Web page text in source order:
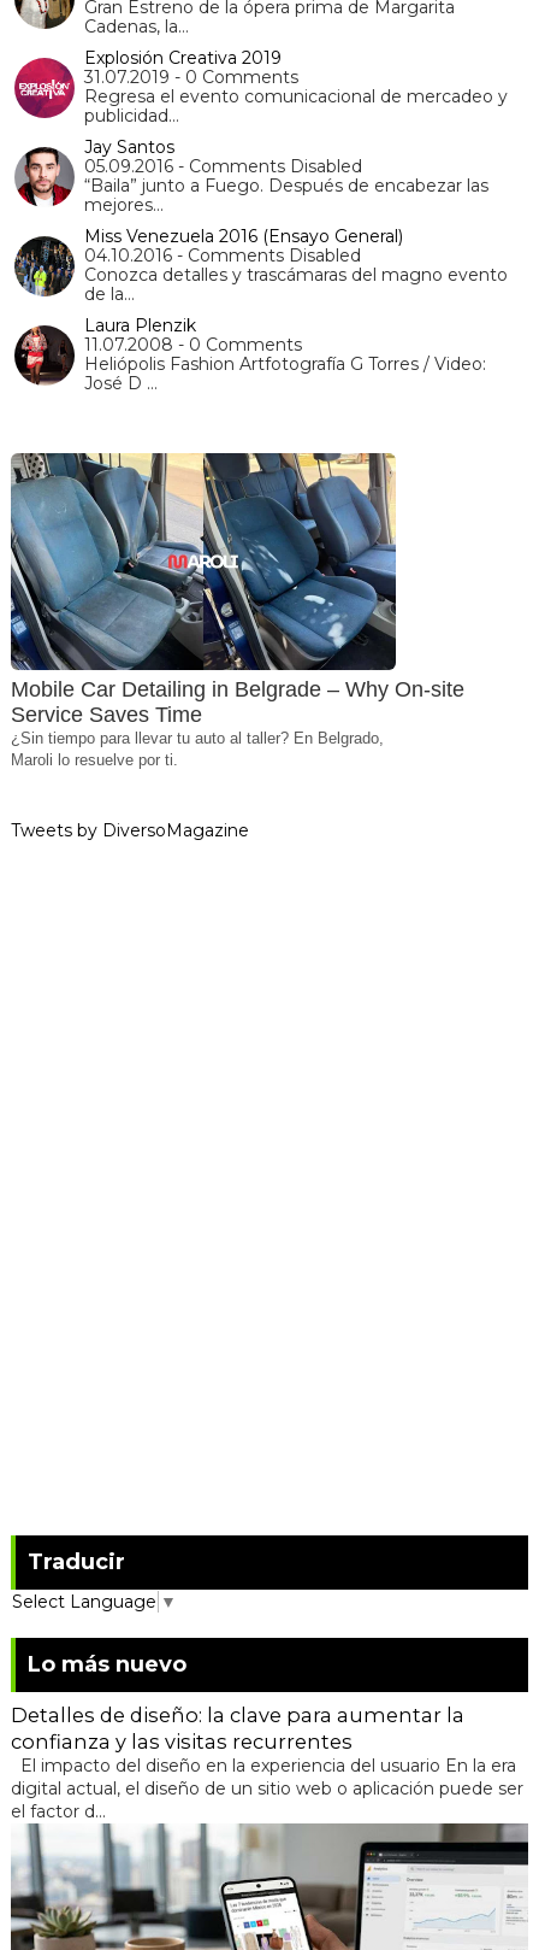
Gran Estreno de la ópera prima de Margarita
Cadenas, la…
Explosión Creativa 2019
31.07.2019 - 0 Comments
Regresa el evento comunicacional de mercadeo y
publicidad…
Jay Santos
05.09.2016 - Comments Disabled
“Baila” junto a Fuego. Después de encabezar las
mejores…
Miss Venezuela 2016 (Ensayo General)
04.10.2016 - Comments Disabled
Conozca detalles y trascámaras del magno evento
de la…
Laura Plenzik
11.07.2008 - 0 Comments
Heliópolis Fashion Artfotografía G Torres / Video:
José D …
Mobile Car Detailing in Belgrade – Why On-site
Service Saves Time
¿Sin tiempo para llevar tu auto al taller? En Belgrado,
Maroli lo resuelve por ti.
Tweets by DiversoMagazine
Traducir
Select Language ▼
Lo más nuevo
Detalles de diseño: la clave para aumentar la
confianza y las visitas recurrentes
El impacto del diseño en la experiencia del usuario En la era
digital actual, el diseño de un sitio web o aplicación puede ser
el factor d...